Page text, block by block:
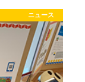
ニュース